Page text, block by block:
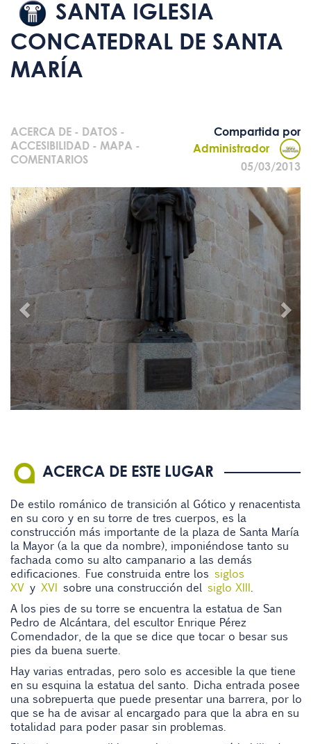
SANTA IGLESIA
CONCATEDRAL DE SANTA
MARÍA
ACERCA DE - DATOS -
ACCESIBILIDAD - MAPA -
COMENTARIOS
Compartida por
Administrador
05/03/2013
ACERCA DE ESTE LUGAR
De estilo románico de transición al Gótico y renacentista
en su coro y en su torre de tres cuerpos, es la
construcción más importante de la plaza de Santa María
la Mayor (a la que da nombre), imponiéndose tanto su
fachada como su alto campanario a las demás
edificaciones. Fue construida entre los siglos
XV y XVI sobre una construcción del siglo XIII.
A los pies de su torre se encuentra la estatua de San
Pedro de Alcántara, del escultor Enrique Pérez
Comendador, de la que se dice que tocar o besar sus
pies da buena suerte.
Hay varias entradas, pero solo es accesible la que tiene
en su esquina la estatua del santo. Dicha entrada posee
una sobrepuerta que puede presentar una barrera, por lo
que se ha de avisar al encargado para que la abra en su
totalidad para poder pasar sin problemas.